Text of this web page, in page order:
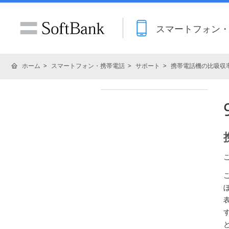
スマートフォン
ホーム スマートフォン・携帯電話 サポート 携帯電話機の比吸収